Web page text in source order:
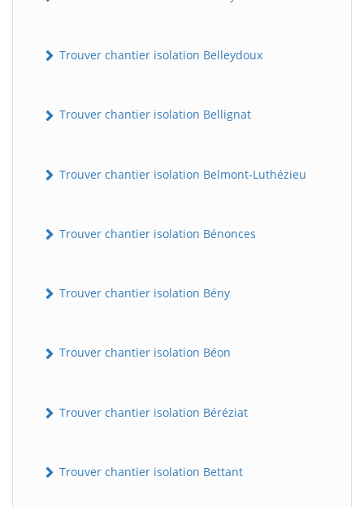
Trouver chantier isolation Belleydoux
Trouver chantier isolation Bellignat
Trouver chantier isolation Belmont-Luthézieu
Trouver chantier isolation Bénonces
Trouver chantier isolation Bény
Trouver chantier isolation Béon
Trouver chantier isolation Béréziat
Trouver chantier isolation Bettant